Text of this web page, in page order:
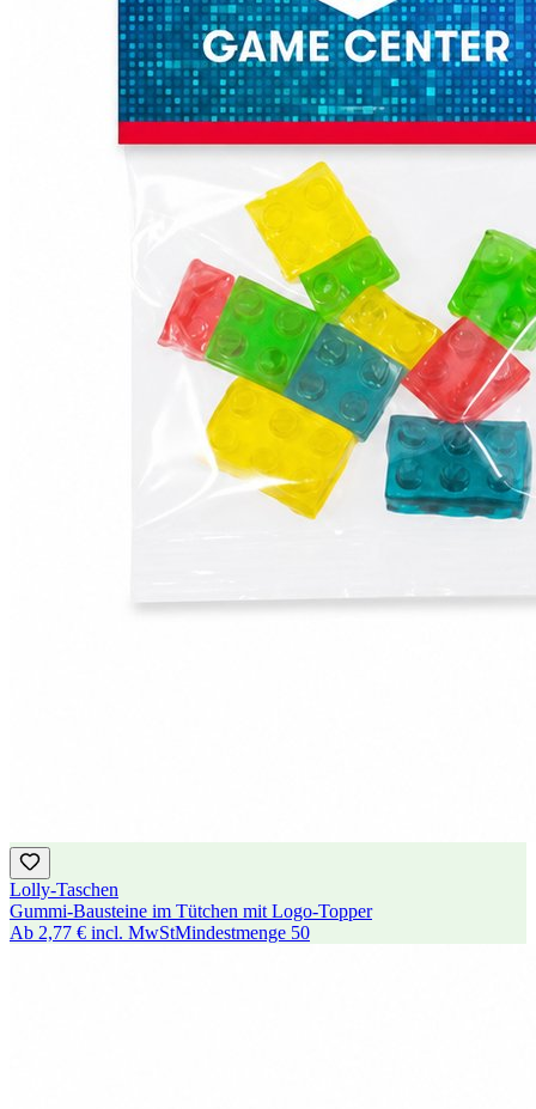
Lolly-Taschen
Gummi-Bausteine im Tütchen mit Logo-Topper
Ab 2,77 € incl. MwStMindestmenge 50